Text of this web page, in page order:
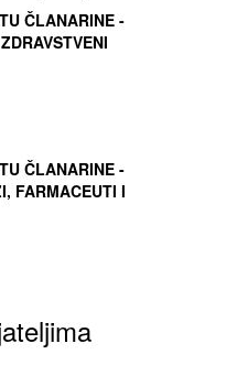
ČLANARINE -
ČLANARINE -
FARMACEUTI I